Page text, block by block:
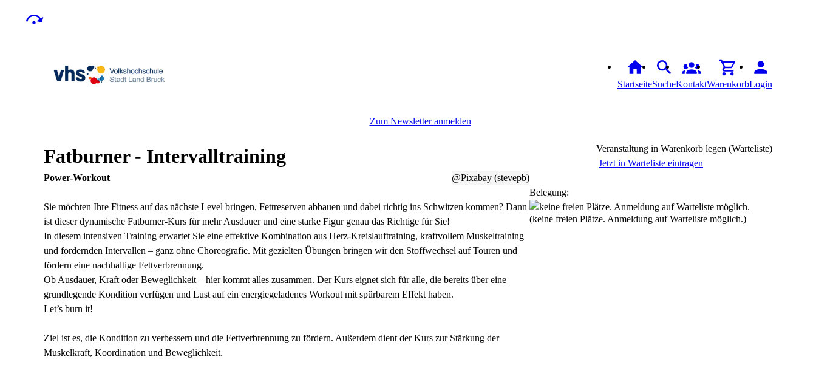
StartseiteSucheKontaktWarenkorbLogin
Zum Newsletter anmelden
Fatburner - Intervalltraining
@Pixabay (stevepb)
Power-Workout
Sie möchten Ihre Fitness auf das nächste Level bringen, Fettreserven abbauen und dabei richtig ins Schwitzen kommen? Dann
ist dieser dynamische Fatburner-Kurs für mehr Ausdauer und eine starke Figur genau das Richtige für Sie!
In diesem intensiven Training erwartet Sie eine effektive Kombination aus Herz-Kreislauftraining, kraftvollem Muskeltraining
und fordernden Intervallen – ganz ohne Choreografie. Mit gezielten Übungen bringen wir den Stoffwechsel auf Touren und
fördern eine nachhaltige Fettverbrennung.
Ob Ausdauer, Kraft oder Beweglichkeit – hier kommt alles zusammen. Der Kurs eignet sich für alle, die bereits über eine
grundlegende Kondition verfügen und Lust auf ein energiegeladenes Workout mit spürbarem Effekt haben.
Let’s burn it!
Ziel ist es, die Kondition zu verbessern und die Fettverbrennung zu fördern. Außerdem dient der Kurs zur Stärkung der
Muskelkraft, Koordination und Beweglichkeit.
Veranstaltung in Warenkorb legen (Warteliste)
Jetzt in Warteliste eintragen
Belegung:
(keine freien Plätze. Anmeldung auf Warteliste möglich.)